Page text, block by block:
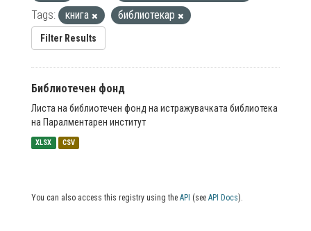
Tags:
книга библиотекар
Filter Results
Библиотечен фонд
Листа на библиотечен фонд на истражувачката библиотека
на Паралментарен институт
XLSX CSV
You can also access this registry using the API (see API Docs).